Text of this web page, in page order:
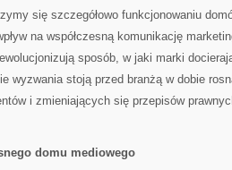
się szczegółowo funkcjonowaniu
na współczesną komunikację
sposób, w jaki marki
wyzwania stoją przed branżą w dobie
i zmieniających się przepisów
domu mediowego